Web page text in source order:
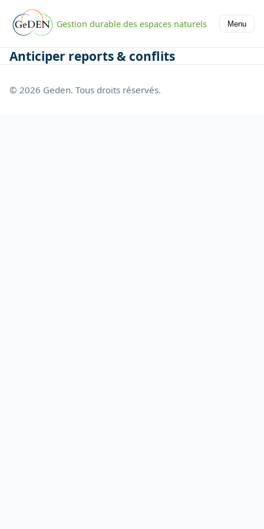
Gestion durable des espaces naturels Menu
Anticiper reports & conflits
© 2026 Geden. Tous droits réservés.